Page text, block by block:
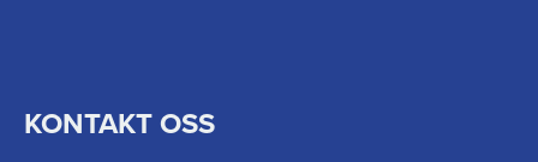
KONTAKT OSS